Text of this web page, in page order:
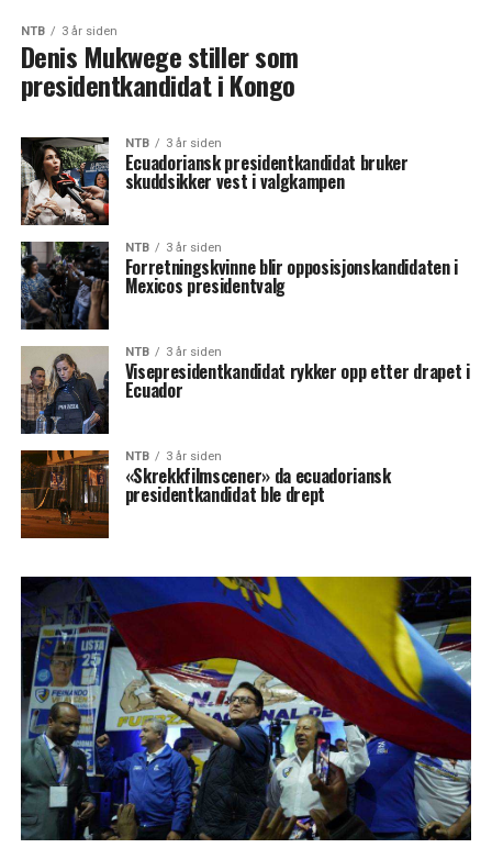
NTB 3 år siden
Denis Mukwege stiller som
presidentkandidat i Kongo
NTB 3 år siden
Ecuadoriansk presidentkandidat bruker
skuddsikker vest i valgkampen
NTB 3 år siden
Forretningskvinne blir opposisjonskandidaten i
Mexicos presidentvalg
NTB 3 år siden
Visepresidentkandidat rykker opp etter drapet i
Ecuador
NTB 3 år siden
«Skrekkfilmscener» da ecuadoriansk
presidentkandidat ble drept